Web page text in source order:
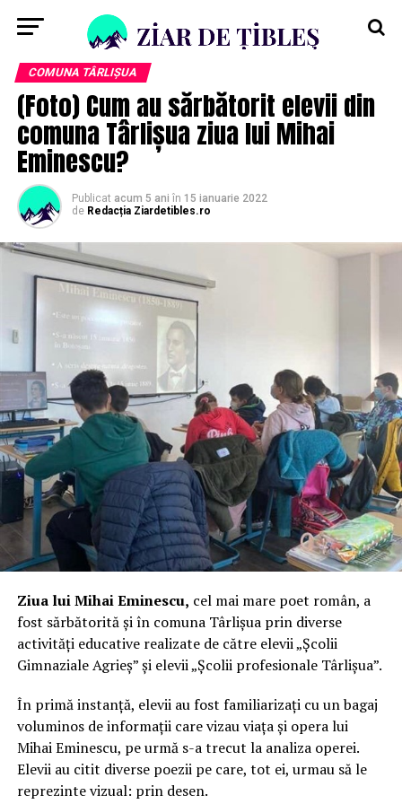
COMUNA TÂRLIȘUA
(Foto) Cum au sărbătorit elevii din
comuna Târlișua ziua lui Mihai
Eminescu?
Publicat acum 5 ani în 15 ianuarie 2022
de Redacția Ziardetibles.ro
Ziua lui Mihai Eminescu, cel mai mare poet român, a
fost sărbătorită și în comuna Târlișua prin diverse
activități educative realizate de către elevii „Școlii
Gimnaziale Agrieș” și elevii „Școlii profesionale Târlișua”.
În primă instanță, elevii au fost familiarizați cu un bagaj
voluminos de informații care vizau viața și opera lui
Mihai Eminescu, pe urmă s-a trecut la analiza operei.
Elevii au citit diverse poezii pe care, tot ei, urmau să le
reprezinte vizual: prin desen.